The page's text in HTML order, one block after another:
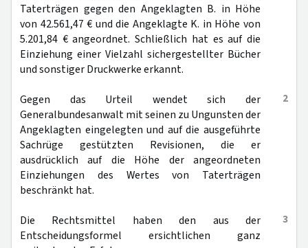
Taterträgen gegen den Angeklagten B. in Höhe
von 42.561,47 € und die Angeklagte K. in Höhe von
5.201,84 € angeordnet. Schließlich hat es auf die
Einziehung einer Vielzahl sichergestellter Bücher
und sonstiger Druckwerke erkannt.
2
Gegen das Urteil wendet sich der
Generalbundesanwalt mit seinen zu Ungunsten der
Angeklagten eingelegten und auf die ausgeführte
Sachrüge gestützten Revisionen, die er
ausdrücklich auf die Höhe der angeordneten
Einziehungen des Wertes von Taterträgen
beschränkt hat.
3
Die Rechtsmittel haben den aus der
Entscheidungsformel ersichtlichen ganz